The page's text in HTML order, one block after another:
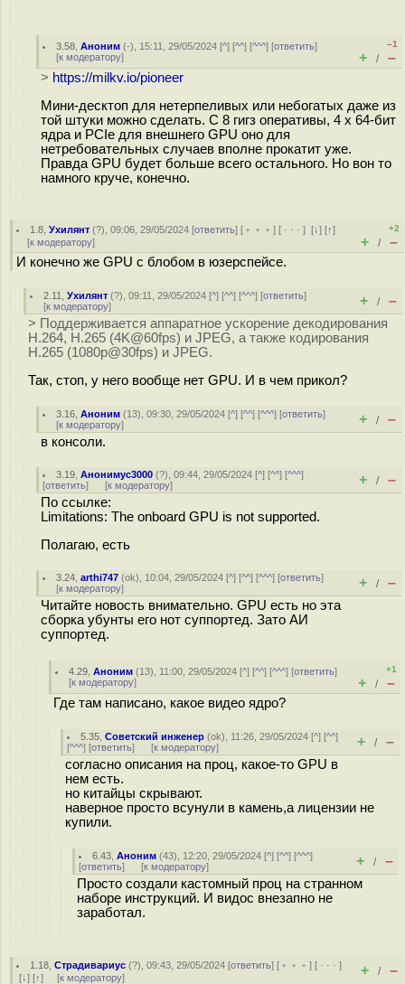
3.58 ,Аноним (-), 15:11, 29/05/2024 [^] [^^] [^^^] [ответить]
[к модератору]
–1
+ / –
> https://milkv.io/pioneer
Мини-десктоп для нетерпеливых или небогатых даже из
той штуки можно сделать. С 8 гигз оперативы, 4 x 64-бит
ядра и PCIe для внешнего GPU оно для
нетребовательных случаев вполне прокатит уже.
Правда GPU будет больше всего остального. Но вон то
намного круче, конечно.
1.8 ,Ухилянт (?), 09:06, 29/05/2024 [ответить] [ ﹢﹢﹢] [ · · ·][↓] [↑]
[к модератору]
+2
+ / –
И конечно же GPU с блобом в юзерспейсе.
2.11 ,Ухилянт (?), 09:11, 29/05/2024 [^] [^^] [^^^] [ответить]
[к модератору] + / –
> Поддерживается аппаратное ускорение декодирования
H.264, H.265 (4K@60fps) и JPEG, а также кодирования
H.265 (1080p@30fps) и JPEG.
Так, стоп, у него вообще нет GPU. И в чем прикол?
3.16 ,Аноним (13), 09:30, 29/05/2024 [^] [^^] [^^^] [ответить]
[к модератору] + / –
в консоли.
3.19 ,Анонимус3000 (?), 09:44, 29/05/2024 [^] [^^] [^^^]
[ответить] [к модератору] + / –
По ссылке:
Limitations: The onboard GPU is not supported.
Полагаю, есть
3.24 ,arthi747 (ok), 10:04, 29/05/2024 [^] [^^] [^^^] [ответить]
[к модератору] + / –
Читайте новость внимательно. GPU есть но эта
сборка убунты его нот суппортед. Зато АИ
суппортед.
4.29 ,Аноним (13), 11:00, 29/05/2024 [^] [^^] [^^^] [ответить]
[к модератору]
+1
+ / –
Где там написано, какое видео ядро?
5.35 ,Советский инженер (ok), 11:26, 29/05/2024 [^] [^^]
[^^^] [ответить] [к модератору] + / –
согласно описания на проц, какое-то GPU в
нем есть.
но китайцы скрывают.
наверное просто всунули в камень,а лицензии не
купили.
6.43 ,Аноним (43), 12:20, 29/05/2024 [^] [^^] [^^^]
[ответить] [к модератору] + / –
Просто создали кастомный проц на странном
наборе инструкций. И видос внезапно не
заработал.
1.18 ,Страдивариус (?), 09:43, 29/05/2024 [ответить] [ ﹢﹢﹢] [ · · ·]
[↓] [↑] [к модератору] + / –